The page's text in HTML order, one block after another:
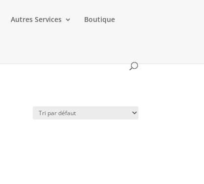
Autres Services Boutique